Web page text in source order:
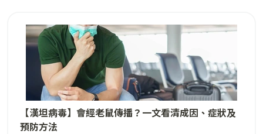
【漢坦病毒】會經老鼠傳播？一文看清成因、症狀及
預防方法